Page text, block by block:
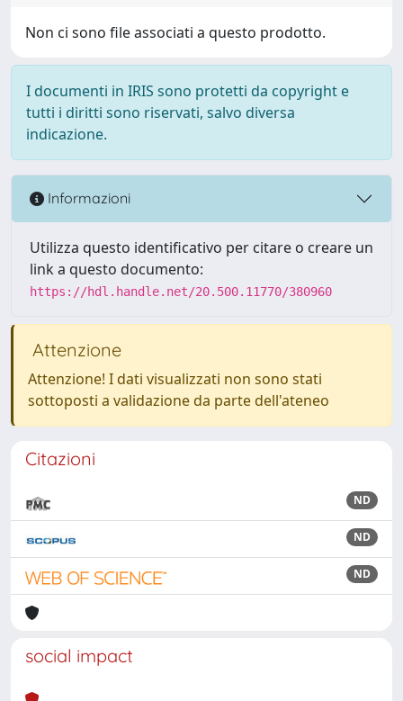
Non ci sono file associati a questo prodotto.
I documenti in IRIS sono protetti da copyright e
tutti i diritti sono riservati, salvo diversa
indicazione.
Informazioni
Utilizza questo identificativo per citare o creare un
link a questo documento:
https://hdl.handle.net/20.500.11770/380960
Attenzione
Attenzione! I dati visualizzati non sono stati
sottoposti a validazione da parte dell'ateneo
Citazioni
ND
ND
ND
social impact